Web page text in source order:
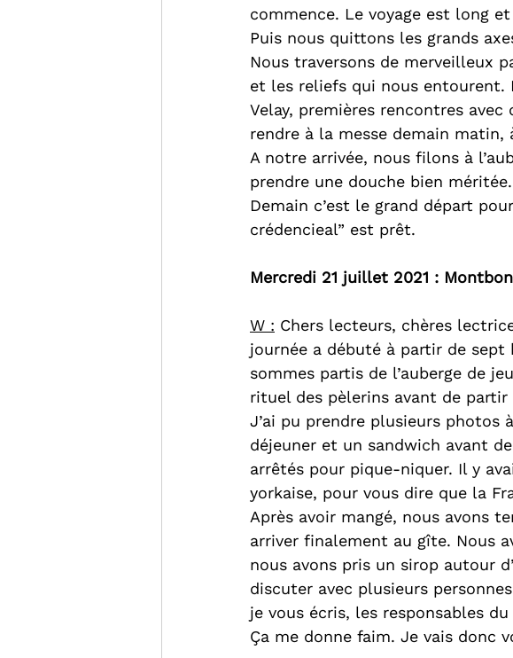
commence. Le voyage est long
Puis nous quittons les grands
Nous traversons de merveilleux
et les reliefs qui nous entourent.
Velay, premières rencontres
rendre à la messe demain
A notre arrivée, nous filons à
prendre une douche bien méritée.
Demain c’est le grand départ
crédencieal” est prêt.
Mercredi 21 juillet 2021 :
W : Chers lecteurs, chères
journée a débuté à partir de sept
sommes partis de l’auberge de
rituel des pèlerins avant de
J’ai pu prendre plusieurs photos
déjeuner et un sandwich avant
arrêtés pour pique-niquer. Il y
yorkaise, pour vous dire que la
Après avoir mangé, nous avons
arriver finalement au gîte. Nous
nous avons pris un sirop autour
discuter avec plusieurs
je vous écris, les responsables
Ça me donne faim. Je vais donc